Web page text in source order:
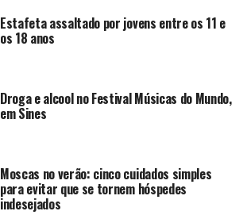
Estafeta assaltado por jovens entre os 11 e
os 18 anos
Droga e alcool no Festival Músicas do Mundo,
em Sines
Moscas no verão: cinco cuidados simples
para evitar que se tornem hóspedes
indesejados